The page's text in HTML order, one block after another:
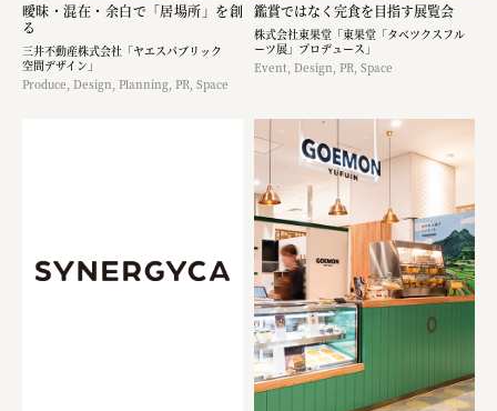
曖昧・混在・余白で「居場所」を創
る
三井不動産株式会社「ヤエスパブリック
空間デザイン」
Produce, Design, Planning, PR, Space
鑑賞ではなく完食を目指す展覧会
株式会社東果堂「東果堂「タベツクスフル
ーツ展」プロデュース」
Event, Design, PR, Space